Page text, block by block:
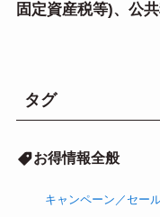
固定資産税等)、公
タグ
お得情報全般
キャンペーン／セー